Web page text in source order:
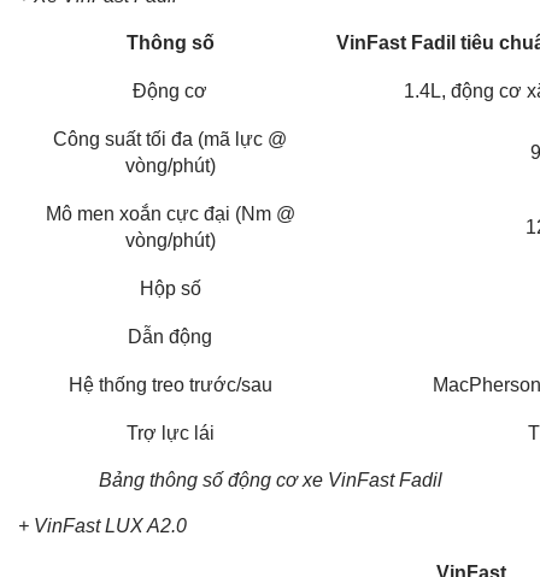
Thông số VinFast Fadil tiêu
Động cơ 1.4L, động cơ
Công suất tối đa (mã lực @
vòng/phút)
Mô men xoắn cực đại (Nm @
vòng/phút)
Hộp số
Dẫn động
Hệ thống treo trước/sau
Trợ lực lái
Bảng thông số động cơ xe VinFast Fadil
+ VinFast LUX A2.0
VinFast